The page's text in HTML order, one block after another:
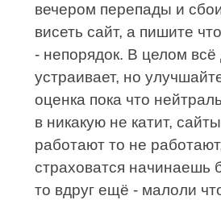
вечером перепады и
висеть сайт, а пишите
- непорядок. В целом всё
устраивает, но
оценка пока что
в никакую не катит,
работают то не
страховатся начинаешь
то вдруг ещё - малоли